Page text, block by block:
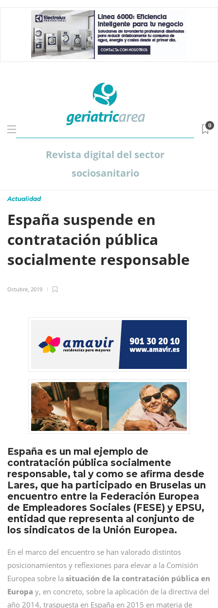
Revista digital del sector
sociosanitario
0
Actualidad
España suspende en
contratación pública
socialmente responsable
Octubre, 2019
España es un mal ejemplo de
contratación pública socialmente
responsable, tal y como se afirma desde
Lares, que ha participado en Bruselas un
encuentro entre la Federación Europea
de Empleadores Sociales (FESE) y EPSU,
entidad que representa al conjunto de
los sindicatos de la Unión Europea.
En el marco del encuentro se han valorado distintos
posicionamientos y reflexiones para elevar a la Comisión
Europea sobre la situación de la contratación pública en
Europa y, en concreto, sobre la aplicación de la directiva del
año 2014, traspuesta en España en 2015 en materia de